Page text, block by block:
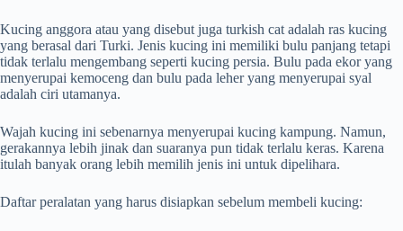
Kucing anggora atau yang disebut juga turkish cat adalah ras kucing
yang berasal dari Turki. Jenis kucing ini memiliki bulu panjang tetapi
tidak terlalu mengembang seperti kucing persia. Bulu pada ekor yang
menyerupai kemoceng dan bulu pada leher yang menyerupai syal
adalah ciri utamanya.
Wajah kucing ini sebenarnya menyerupai kucing kampung. Namun,
gerakannya lebih jinak dan suaranya pun tidak terlalu keras. Karena
itulah banyak orang lebih memilih jenis ini untuk dipelihara.
Daftar peralatan yang harus disiapkan sebelum membeli kucing: